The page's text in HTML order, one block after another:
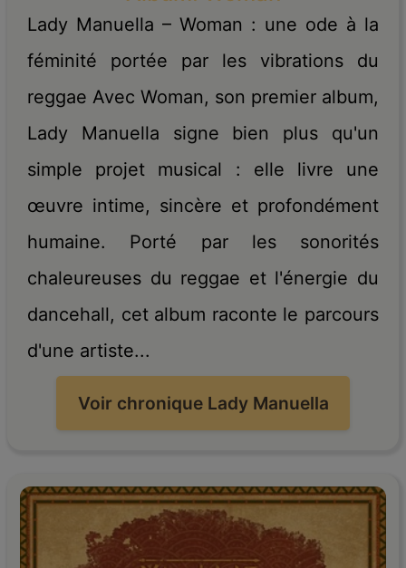
Lady Manuella – Woman : une ode à la
féminité portée par les vibrations du
reggae Avec Woman, son premier album,
Lady Manuella signe bien plus qu'un
simple projet musical : elle livre une
œuvre intime, sincère et profondément
humaine. Porté par les sonorités
chaleureuses du reggae et l'énergie du
dancehall, cet album raconte le parcours
d'une artiste...
Voir chronique Lady Manuella